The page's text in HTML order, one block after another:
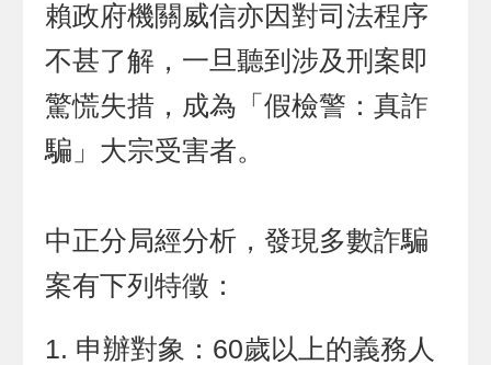
賴政府機關威信亦因對司法程序
不甚了解，一旦聽到涉及刑案即
驚慌失措，成為「假檢警：真詐
騙」大宗受害者。
中正分局經分析，發現多數詐騙
案有下列特徵：
申辦對象：60歲以上的義務人